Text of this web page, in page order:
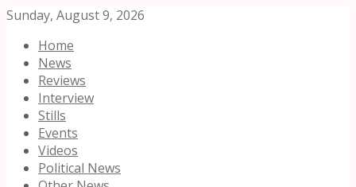
Sunday, August 9, 2026
Home
News
Reviews
Interview
Stills
Events
Videos
Political News